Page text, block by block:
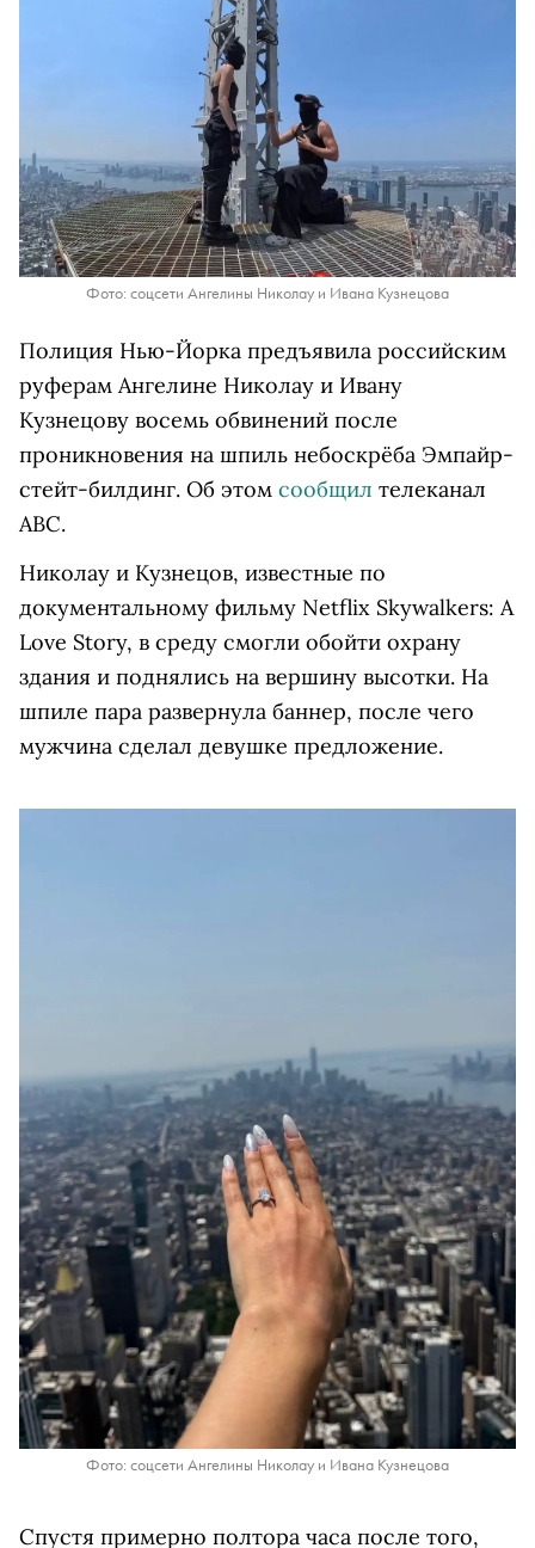
Фото: соцсети Ангелины Николау и Ивана Кузнецова
Полиция Нью-Йорка предъявила российским
руферам Ангелине Николау и Ивану
Кузнецову восемь обвинений после
проникновения на шпиль небоскрёба Эмпайр-
стейт-билдинг. Об этом сообщил телеканал
ABC.
Николау и Кузнецов, известные по
документальному фильму Netflix Skywalkers: A
Love Story, в среду смогли обойти охрану
здания и поднялись на вершину высотки. На
шпиле пара развернула баннер, после чего
мужчина сделал девушке предложение.
Фото: соцсети Ангелины Николау и Ивана Кузнецова
Спустя примерно полтора часа после того,